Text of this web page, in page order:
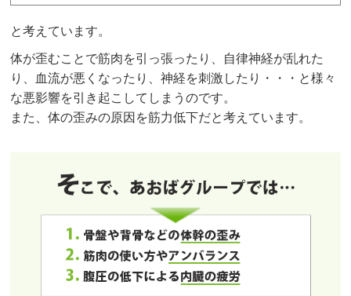
と考えています。
体が歪むことで筋肉を引っ張ったり、自律神経が乱れた
り、血流が悪くなったり、神経を刺激したり・・・と様々
な悪影響を引き起こしてしまうのです。
また、体の歪みの原因を筋力低下だと考えています。